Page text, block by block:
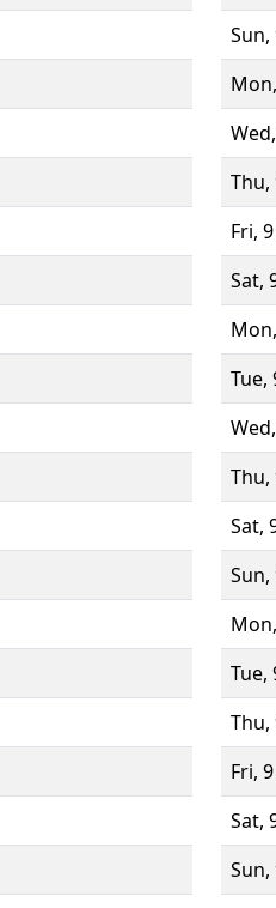
Sun,
Thu,
Fri,
Sat,
Tue,
Thu,
Sat,
Sun,
Tue,
Thu,
Fri,
Sat,
Sun,